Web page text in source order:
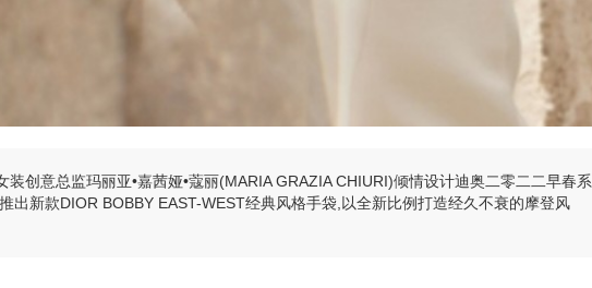
装创意总监玛丽亚•嘉茜娅•蔻丽(MARIA GRAZIA CHIURI)倾情设计迪奥二零二二早春系
出新款DIOR BOBBY EAST-WEST经典风格手袋,以全新比例打造经久不衰的摩登风